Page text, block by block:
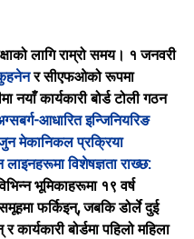
लागि राम्रो समय। १ जनवरी
र सीएफओको रूपमा
नयाँ कार्यकारी बोर्ड टोली गठन
आधारित इन्जिनियरिङ
मेकानिकल प्रक्रिया
विशेषज्ञता राख्छ:
भूमिकाहरूमा १९ वर्ष
फर्किइन्, जबकि डोर्ले दुई
बोर्डमा पहिलो महिला